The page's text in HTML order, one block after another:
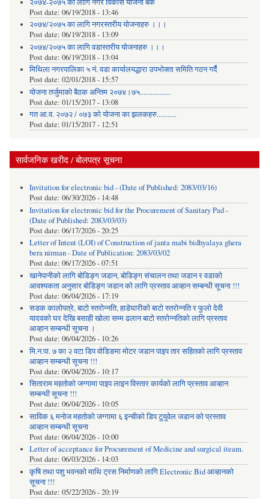
Post date: 06/19/2018 - 13:46
२०७४/२०७५ का लागि नगरस्तरीय योजनाहरु ।।।
Post date: 06/19/2018 - 13:09
२०७४/२०७५ का लागि वडास्तरीय योजनाहरु ।।।
Post date: 06/19/2018 - 13:04
मिथिला नगरपालिका ५ नं. वडा कार्यालयद्धारा उपभोक्ता समिति गठन गर्दै
Post date: 02/01/2018 - 15:57
याेजना तर्जुमाकाे बैठक अन्तिम २०७४।७५.................
Post date: 01/15/2017 - 13:08
गत आ.व. २०७२ / ०७३ को योजना का झलकहरु...........
Post date: 01/15/2017 - 12:51
सार्वजनिक खरीद / बोलपत्र सूचना
Invitation for electronic bid - (Date of Published: 2083/03/16)
Post date: 06/30/2026 - 14:48
Invitation for electronic bid for the Procurement of Sanitary Pad -
(Date of Published: 2083/03/03)
Post date: 06/17/2026 - 20:25
Letter of Intent (LOI) of Construction of janta mabi bidhyalaya ghera
bera nirman - Date of Publication: 2083/03/02
Post date: 06/17/2026 - 07:51
खानेपानीको लागि बोडिङ्ग जडान, बोडिङ्ग संचालन तथा जडान र वडाको
आवश्यकता अनुसार बोडिङ्ग जडान को लागि प्रस्ताव आव्हान सम्बन्धी सूचना !!!
Post date: 06/04/2026 - 17:19
सडक कालोपत्रे, बाटो स्तरोन्नति, हाडेघारीको बाटो स्तरोन्नति र फुलो देवी
यादवको घर देखि बसाही खोला सम्म ढलान बाटो स्तरोन्नतिको लागि प्रस्ताव
आव्हान सम्बन्धी सूचना ।
Post date: 06/04/2026 - 10:26
मि.न.पा. ७ का २ वटा डिप वोडिङमा मोटर जडान पाइप तार सहितको लागि प्रस्ताव
आव्हान सम्बन्धी सूचना !!!
Post date: 06/04/2026 - 10:17
सिताराम महतोको जग्गामा पाइप लाइन विस्तार कार्यको लागि प्रस्ताव आव्हान
सम्बन्धी सूचना !!!
Post date: 06/04/2026 - 10:05
साविक ६ मनोज महतोको जग्गामा ६ इन्चीको डिप टुयुवेल जडान को प्रस्ताव
आव्हान सम्बन्धी सूचना
Post date: 06/04/2026 - 10:00
Letter of acceptance for Procurement of Medicine and surgical iteam.
Post date: 06/03/2026 - 14:03
कृषि तथा पशु भवनको माथि ट्रस निर्माणको लागि Electronic Bid आव्हानको
सूचना !!!
Post date: 05/22/2026 - 20:19